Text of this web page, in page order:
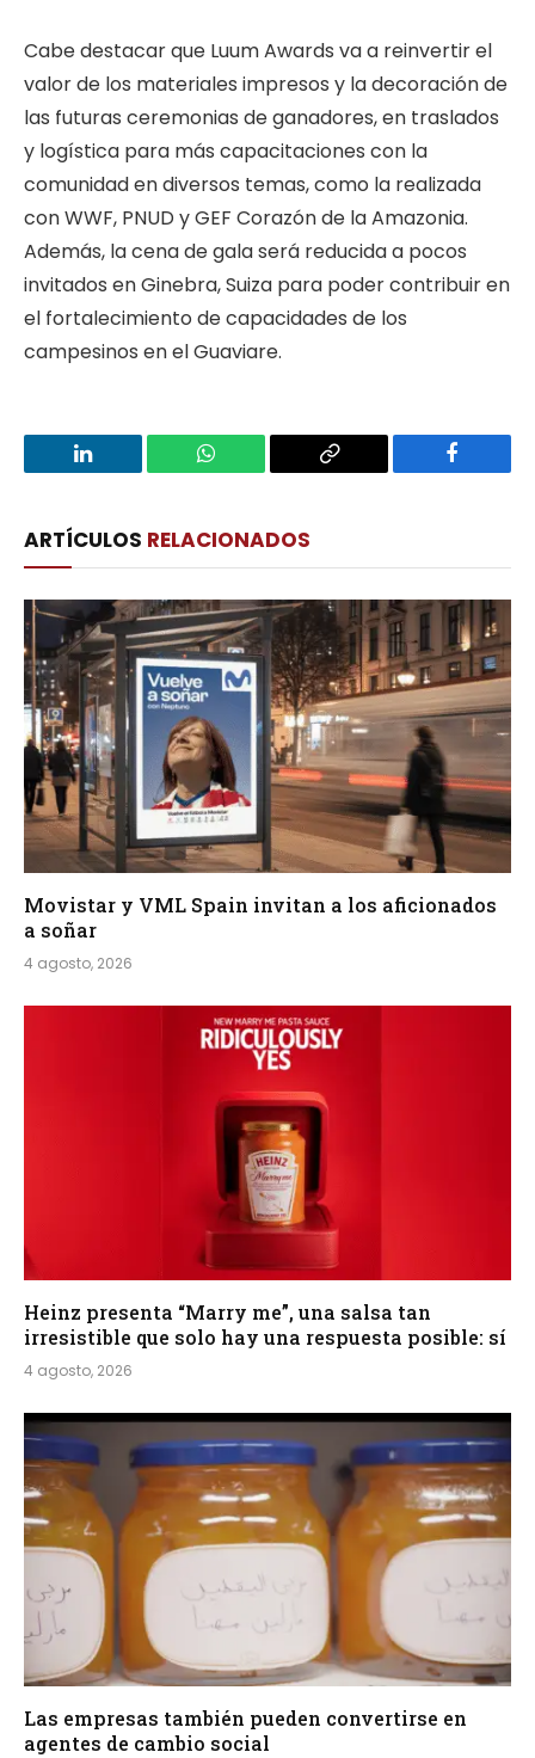
Cabe destacar que Luum Awards va a reinvertir el
valor de los materiales impresos y la decoración de
las futuras ceremonias de ganadores, en traslados
y logística para más capacitaciones con la
comunidad en diversos temas, como la realizada
con WWF, PNUD y GEF Corazón de la Amazonia.
Además, la cena de gala será reducida a pocos
invitados en Ginebra, Suiza para poder contribuir en
el fortalecimiento de capacidades de los
campesinos en el Guaviare.
LinkedIn WhatsApp
Copy
Facebook
ARTÍCULOS RELACIONADOS
Movistar y VML Spain invitan a los aficionados
a soñar
4 agosto, 2026
Heinz presenta “Marry me”, una salsa tan
irresistible que solo hay una respuesta posible: sí
4 agosto, 2026
Las empresas también pueden convertirse en
agentes de cambio social